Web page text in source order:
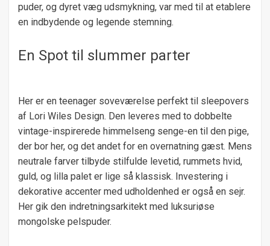
puder, og dyret væg udsmykning, var med til at etablere
en indbydende og legende stemning.
En Spot til slummer parter
Her er en teenager soveværelse perfekt til sleepovers
af Lori Wiles Design. Den leveres med to dobbelte
vintage-inspirerede himmelseng senge-en til den pige,
der bor her, og det andet for en overnatning gæst. Mens
neutrale farver tilbyde stilfulde levetid, rummets hvid,
guld, og lilla palet er lige så klassisk. Investering i
dekorative accenter med udholdenhed er også en sejr.
Her gik den indretningsarkitekt med luksuriøse
mongolske pelspuder.